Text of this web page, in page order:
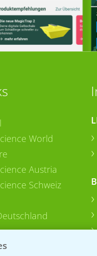
World
Austria
Schweiz